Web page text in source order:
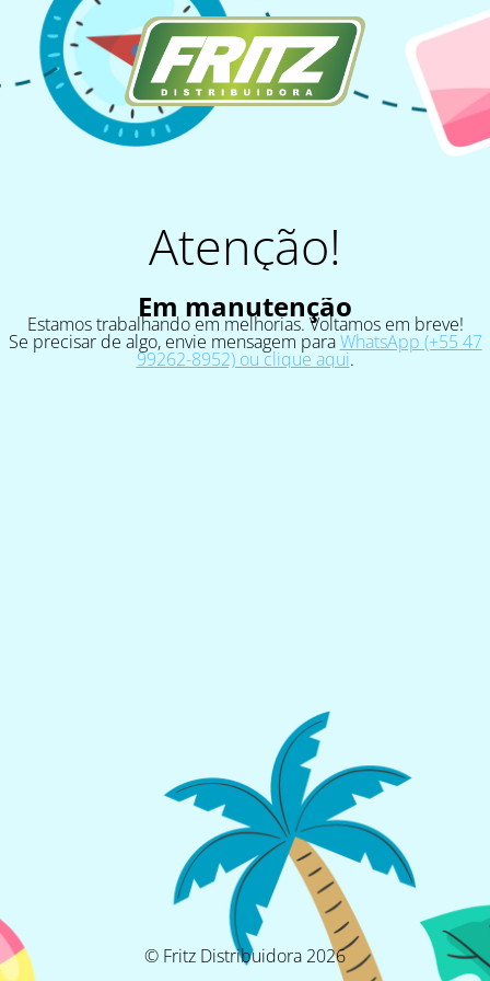
Atenção!
Em manutenção
Estamos trabalhando em melhorias. Voltamos em breve!
Se precisar de algo, envie mensagem paraWhatsApp (+55 47
99262-8952) ou clique aqui.
© Fritz Distribuidora 2026